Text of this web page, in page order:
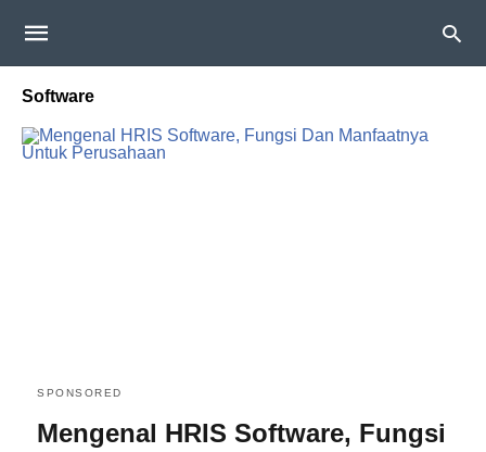
Software
SPONSORED
Mengenal HRIS Software, Fungsi